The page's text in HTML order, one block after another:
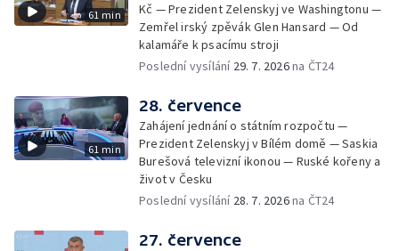
61 min
Kč — Prezident Zelenskyj ve Washingtonu —
Zemřel irský zpěvák Glen Hansard — Od
kalamáře k psacímu stroji
Poslední vysílání 29. 7. 2026na ČT24
61 min
28. července
Zahájení jednání o státním rozpočtu —
Prezident Zelenskyj v Bílém domě — Saskia
Burešová televizní ikonou — Ruské kořeny a
život v Česku
Poslední vysílání 28. 7. 2026na ČT24
27. července